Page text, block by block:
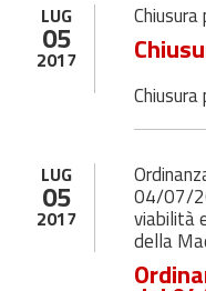
LUG
05
2017
LUG
05
2017
04/07/
viabilità
della